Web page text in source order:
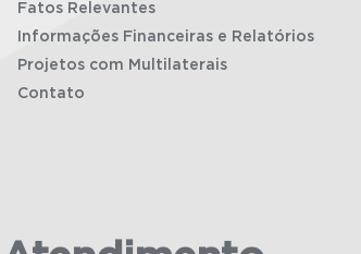
Fatos Relevantes
Informações Financeiras e Relatórios
Projetos com Multilaterais
Contato